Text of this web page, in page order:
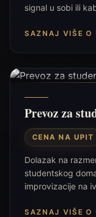
signal u sobi ili
SAZNAJ VIŠE O
Prevoz za
CENA NA UPIT
Dolazak na
studentskog
improvizacije na
SAZNAJ VIŠE O